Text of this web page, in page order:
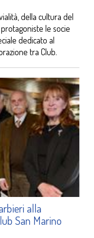
della cultura del
le socie
dedicato al
tra Club.
alla
San Marino